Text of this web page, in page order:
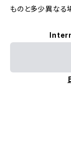
ものと多少異なる